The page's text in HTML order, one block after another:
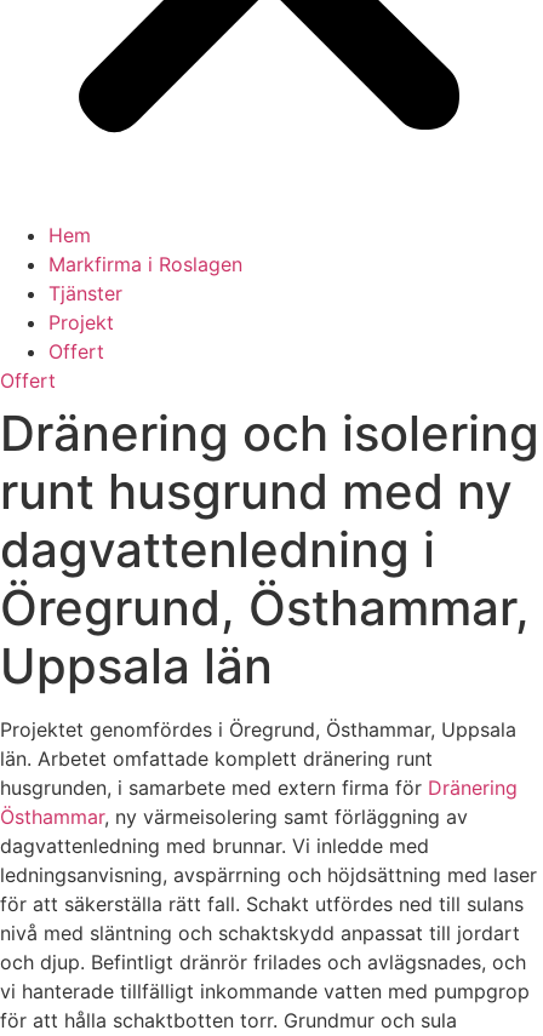
Hem
Markfirma i Roslagen
Tjänster
Projekt
Offert
Offert
Dränering och isolering
runt husgrund med ny
dagvattenledning i
Öregrund, Östhammar,
Uppsala län
Projektet genomfördes i Öregrund, Östhammar, Uppsala
län. Arbetet omfattade komplett dränering runt
husgrunden, i samarbete med extern firma för Dränering
Östhammar, ny värmeisolering samt förläggning av
dagvattenledning med brunnar. Vi inledde med
ledningsanvisning, avspärrning och höjdsättning med laser
för att säkerställa rätt fall. Schakt utfördes ned till sulans
nivå med släntning och schaktskydd anpassat till jordart
och djup. Befintligt dränrör frilades och avlägsnades, och
vi hanterade tillfälligt inkommande vatten med pumpgrop
för att hålla schaktbotten torr. Grundmur och sula